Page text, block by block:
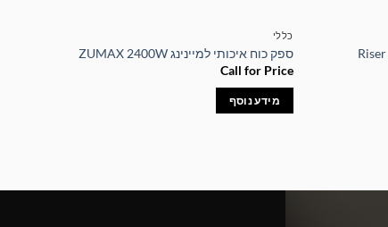
כללי
ספק כוח איכותי למיינינג ZUMAX 2400W
Call for Price
מידע נוסף